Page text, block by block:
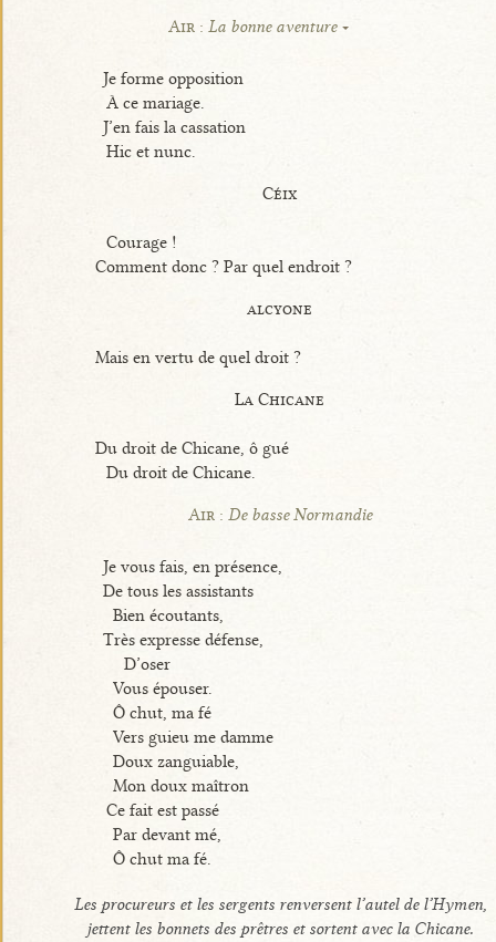
Air :La bonne aventure
Je forme opposition
À ce mariage.
J’en fais la cassation
Hic et nunc.
Céix
Courage !
Comment donc ? Par quel endroit ?
alcyone
Mais en vertu de quel droit ?
La Chicane
Du droit de Chicane, ô gué
Du droit de Chicane.
Air : De basse Normandie
Je vous fais, en présence,
De tous les assistants
Bien écoutants,
Très expresse défense,
D’oser
Vous épouser.
Ô chut, ma fé
Vers guieu me damme
Doux zanguiable,
Mon doux maîtron
Ce fait est passé
Par devant mé,
Ô chut ma fé.
Les procureurs et les sergents renversent l’autel de l’Hymen,
jettent les bonnets des prêtres et sortent avec la Chicane.